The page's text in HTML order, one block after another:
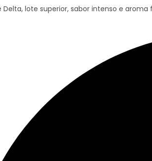
Delta, lote superior, sabor intenso e